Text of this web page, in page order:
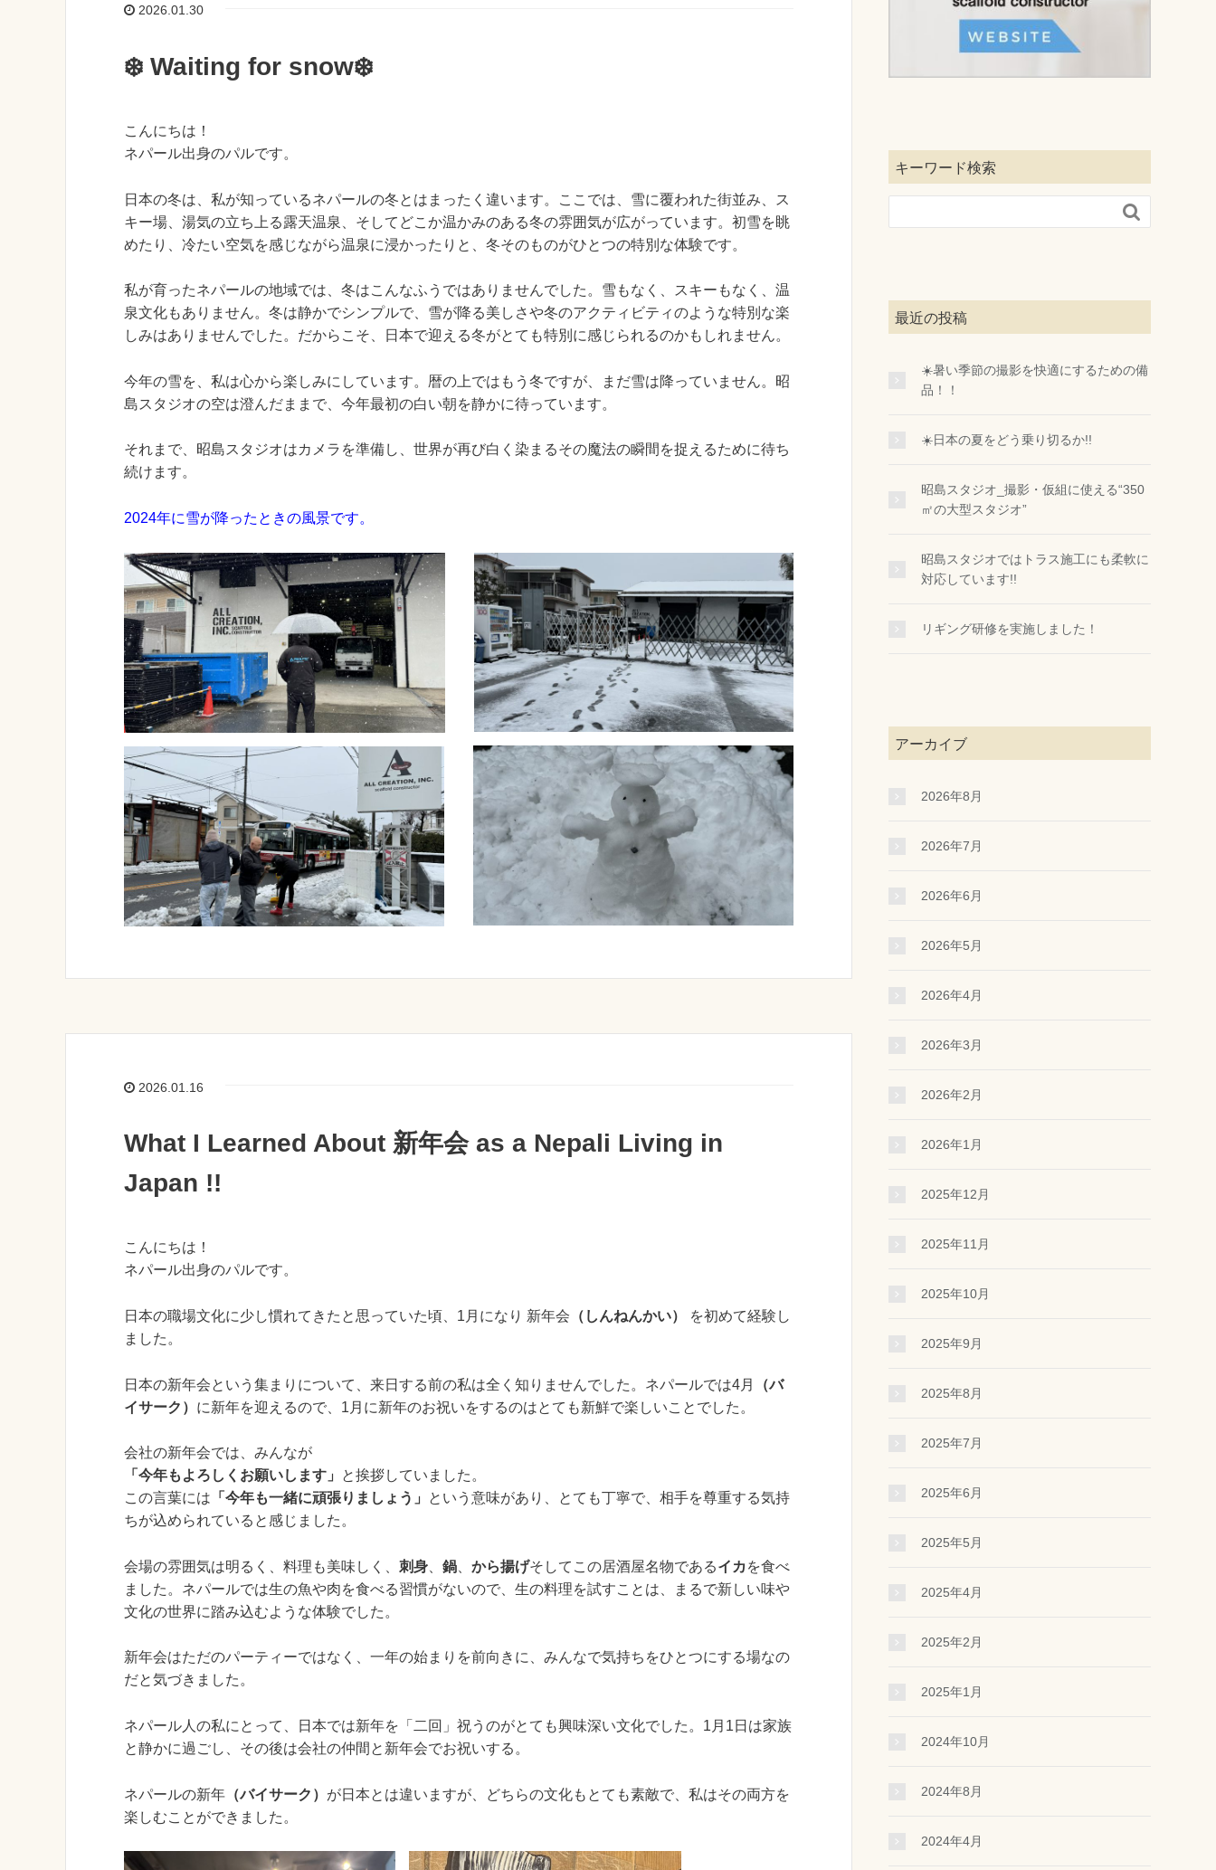
2026.01.30
❄️ Waiting for snow❄️
こんにちは！
ネパール出身のパルです。
日本の冬は、私が知っているネパールの冬とはまったく違います。ここでは、雪に覆われた街並み、ス
キー場、湯気の立ち上る露天温泉、そしてどこか温かみのある冬の雰囲気が広がっています。初雪を眺
めたり、冷たい空気を感じながら温泉に浸かったりと、冬そのものがひとつの特別な体験です。
私が育ったネパールの地域では、冬はこんなふうではありませんでした。雪もなく、スキーもなく、温
泉文化もありません。冬は静かでシンプルで、雪が降る美しさや冬のアクティビティのような特別な楽
しみはありませんでした。だからこそ、日本で迎える冬がとても特別に感じられるのかもしれません。
今年の雪を、私は心から楽しみにしています。暦の上ではもう冬ですが、まだ雪は降っていません。昭
島スタジオの空は澄んだままで、今年最初の白い朝を静かに待っています。
それまで、昭島スタジオはカメラを準備し、世界が再び白く染まるその魔法の瞬間を捉えるために待ち
続けます。
2024年に雪が降ったときの風景です。
2026.01.16
What I Learned About 新年会 as a Nepali Living in
Japan !!
こんにちは！
ネパール出身のパルです。
日本の職場文化に少し慣れてきたと思っていた頃、1月になり 新年会 （しんねんかい）
を初めて経験し
ました。
日本の新年会という集まりについて、来日する前の私は全く知りませんでした。ネパールでは4月
（バ
イサーク） に新年を迎えるので、1月に新年のお祝いをするのはとても新鮮で楽しいことでした。
会社の新年会では、みんなが
「今年もよろしくお願いします」
と挨拶していました。
この言葉には 「今年も一緒に頑張りましょう」
という意味があり、とても丁寧で、相手を尊重する気持
ちが込められていると感じました。
会場の雰囲気は明るく、料理も美味しく、 刺身 鍋 から揚げそしてこの居酒屋名物であるイカ を食べ
ました。ネパールでは生の魚や肉を食べる習慣がないので、生の料理を試すことは、まるで新しい味や
文化の世界に踏み込むような体験でした。
新年会はただのパーティーではなく、一年の始まりを前向きに、みんなで気持ちをひとつにする場なの
だと気づきました。
ネパール人の私にとって、日本では新年を「二回」祝うのがとても興味深い文化でした。1月1日は家族
と静かに過ごし、その後は会社の仲間と新年会でお祝いする。
ネパールの新年 （バイサーク） が日本とは違いますが、どちらの文化もとても素敵で、私はその両方を
楽しむことができました。
キーワード検索

最近の投稿
☀️暑い季節の撮影を快適にするための備
品！！
☀️日本の夏をどう乗り切るか!!
昭島スタジオ_撮影・仮組に使える“350
㎡の大型スタジオ”
昭島スタジオではトラス施工にも柔軟に
対応しています!!
リギング研修を実施しました！
アーカイブ
2026年8月
2026年7月
2026年6月
2026年5月
2026年4月
2026年3月
2026年2月
2026年1月
2025年12月
2025年11月
2025年10月
2025年9月
2025年8月
2025年7月
2025年6月
2025年5月
2025年4月
2025年2月
2025年1月
2024年10月
2024年8月
2024年4月